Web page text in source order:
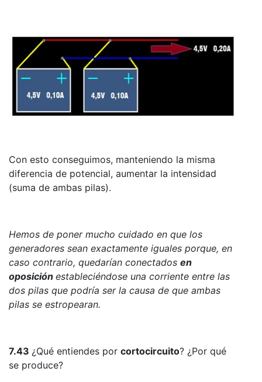
Con esto conseguimos, manteniendo la misma
diferencia de potencial, aumentar la intensidad
(suma de ambas pilas).
Hemos de poner mucho cuidado en que los
generadores sean exactamente iguales porque, en
caso contrario, quedarían conectados en
oposición estableciéndose una corriente entre las
dos pilas que podría ser la causa de que ambas
pilas se estropearan.
7.43 ¿Qué entiendes por cortocircuito? ¿Por qué
se produce?